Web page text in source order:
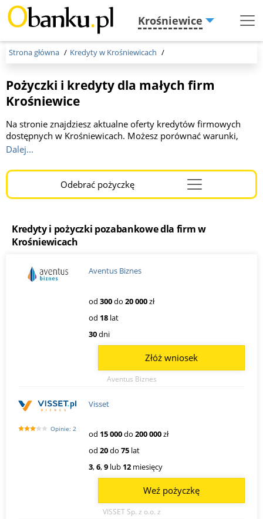
Krośniewice
Menu
Strona główna Kredyty w Krośniewicach
Pożyczki i kredyty dla małych firm
Krośniewice
Na stronie znajdziesz aktualne oferty kredytów firmowych
dostępnych w Krośniewicach. Możesz porównać warunki,
kwoty oraz okresy spłaty oferowane przez różne banki. Kwota
do 1 000 000 zł, okres kredytowania od 2 do 36 miesięcy. To
idealne miejsce dla przedsiębiorców szukających korzystnego
finansowania. Wybierz optymalną dla Ciebie ofertę, kliknij link
i wypełnij wniosek online. Otrzymaj szybką a korzystną
Dalej...
Odebrać pożyczkęMenu
Burger
Kredyty i pożyczki pozabankowe dla firm w
Krośniewicach
Aventus Biznes
od 300do 20 000zł
od 18 lat
30dni
Aventus Biznes
Złóż wniosek
Opinie: 2
Visset
od 15 000do 200 000zł
od 20do 75 lat
3,6,9 lub 12 miesięcy
VISSET Sp. z o.o. z
Weź pożyczkę